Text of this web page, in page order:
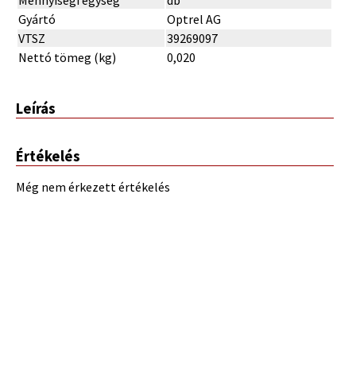
Gyártó
Optrel AG
VTSZ
39269097
Nettó tömeg (kg)
0,020
Leírás
Értékelés
Még nem érkezett értékelés